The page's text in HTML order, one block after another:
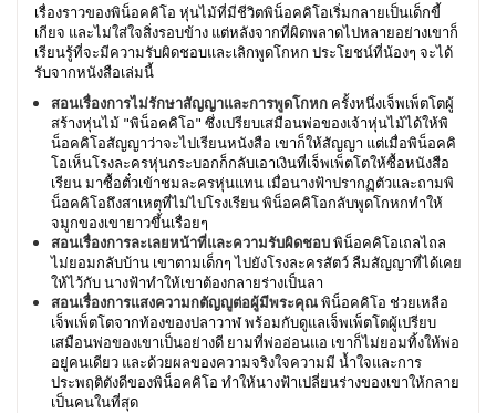
เรื่องราวของพิน็อคคิโอ หุ่นไม้ที่มีชีวิตพิน็อคคิโอเริ่มกลายเป็นเด็กขี้
เกียจ และไม่ใส่ใจสิ่งรอบข้าง แต่หลังจากที่ผิดพลาดไปหลายอย่างเขาก็
เรียนรู้ที่จะมีความรับผิดชอบและเลิกพูดโกหก ประโยชน์ที่น้องๆ จะได้
รับจากหนังสือเล่มนี้
สอนเรื่องการไม่รักษาสัญญาและการพูดโกหก ครั้งหนึ่งเจ็พเพ็ตโตผู้
สร้างหุ่นไม้ "พิน็อคคิโอ" ซึ่งเปรียบเสมือนพ่อของเจ้าหุ่นไม้ได้ให้พิ
น็อคคิโอสัญญาว่าจะไปเรียนหนังสือ เขาก็ให้สัญญา แต่เมื่อพิน็อคคิ
โอเห็นโรงละครหุ่นกระบอกก็กลับเอาเงินที่เจ็พเพ็ตโตให้ซื้อหนังสือ
เรียน มาซื้อตั๋วเข้าชมละครหุ่นแทน เมื่อนางฟ้าปรากฏตัวและถามพิ
น็อคคิโอถึงสาเหตุที่ไม่ไปโรงเรียน พิน็อคคิโอกลับพูดโกหกทำให้
จมูกของเขายาวขึ้นเรื่อยๆ
สอนเรื่องการละเลยหน้าที่และความรับผิดชอบพิน็อคคิโอเถลไถล
ไม่ยอมกลับบ้าน เขาตามเด็กๆ ไปยังโรงละครสัตว์ ลืมสัญญาที่ได้เคย
ให้ไว้กับ นางฟ้าทำให้เขาต้องกลายร่างเป็นลา
สอนเรื่องการแสงความกตัญญูต่อผู้มีพระคุณพิน็อคคิโอ ช่วยเหลือ
เจ็พเพ็ตโตจากท้องของปลาวาฬ พร้อมกับดูแลเจ็พเพ็ตโตผู้เปรียบ
เสมือนพ่อของเขาเป็นอย่างดี ยามที่พ่ออ่อนแอ เขาก็ไม่ยอมทิ้งให้พ่อ
อยู่คนเดียว และด้วยผลของความจริงใจความมี น้ำใจและการ
ประพฤติตังดีของพิน็อคคิโอ ทำให้นางฟ้าเปลี่ยนร่างของเขาให้กลาย
เป็นคนในที่สุด